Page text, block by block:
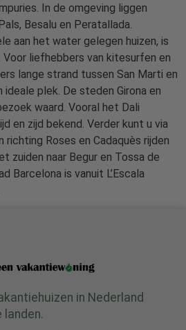
In de omgeving liggen
Besalu en Peratallada.
aan het water gelegen huizen, is
Voor liefhebbers van kitesurfen en
lange strand tussen San Marti en
plek. De steden Girona en
waard. Vooral het Dali
en zijd bekend. Verder kunt u via
richting Roses en Cadaquès rijden
zuiden naar Begur en Tossa de
Barcelona is vanuit L’Escala
in Nederland
landen.